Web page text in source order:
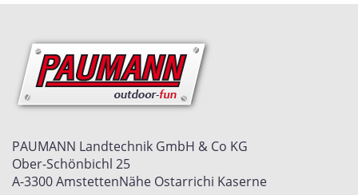
PAUMANN Landtechnik GmbH & Co KG
Ober-Schönbichl 25
A-3300 AmstettenNähe Ostarrichi Kaserne